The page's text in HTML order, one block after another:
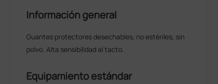
Información general
Guantes protectores desechables, no estériles, sin
polvo. Alta sensibilidad al tacto.
Equipamiento estándar